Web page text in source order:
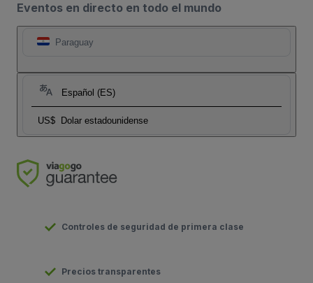
Eventos en directo en todo el mundo
Paraguay
Español (ES)
US$ Dolar estadounidense
Controles de seguridad de primera clase
Precios transparentes